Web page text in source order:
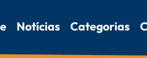
Notícias Categorias